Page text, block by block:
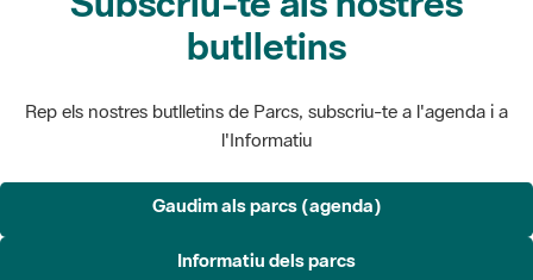
butlletins
Rep els nostres butlletins de Parcs, subscriu-te a l'agenda i a
l'Informatiu
Gaudim als parcs (agenda)
Informatiu dels parcs